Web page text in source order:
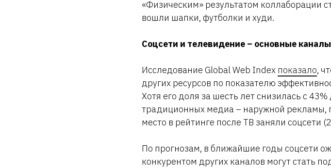
«Физическим» результатом коллаборации
вошли шапки, футболки и худи.
Соцсети и телевидение – основные
Исследование Global Web Index показало,
других ресурсов по показателю
Хотя его доля за шесть лет снизилась с
традиционных медиа – наружной рекламы,
место в рейтинге после ТВ заняли соцсети
По прогнозам, в ближайшие годы соцсети
конкурентом других каналов могут стать